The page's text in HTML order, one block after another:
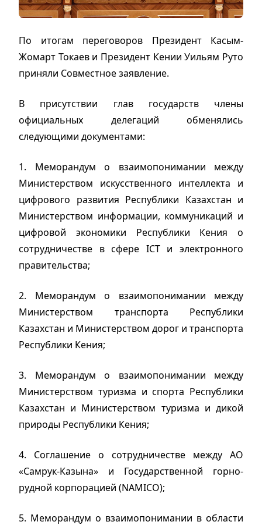
По итогам переговоров Президент Касым-
Жомарт Токаев и Президент Кении Уильям Руто
приняли Совместное заявление.
В присутствии глав государств члены
официальных делегаций обменялись
следующими документами:
1. Меморандум о взаимопонимании между
Министерством искусственного интеллекта и
цифрового развития Республики Казахстан и
Министерством информации, коммуникаций и
цифровой экономики Республики Кения о
сотрудничестве в сфере ICT и электронного
правительства;
2. Меморандум о взаимопонимании между
Министерством транспорта Республики
Казахстан и Министерством дорог и транспорта
Республики Кения;
3. Меморандум о взаимопонимании между
Министерством туризма и спорта Республики
Казахстан и Министерством туризма и дикой
природы Республики Кения;
4. Соглашение о сотрудничестве между АО
«Самрук-Казына» и Государственной горно-
рудной корпорацией (NAMICO);
5. Меморандум о взаимопонимании в области